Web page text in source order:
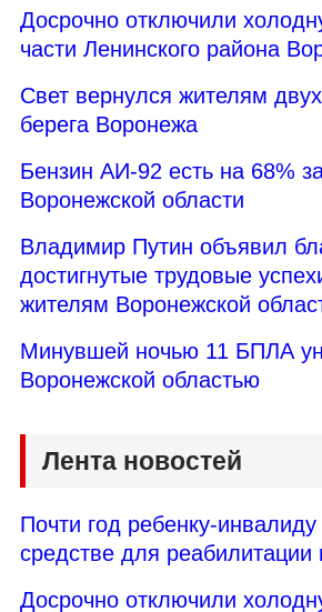
Досрочно отключили
части Ленинского района
Свет вернулся жителям
берега Воронежа
Бензин АИ-92 есть на 68%
Воронежской области
Владимир Путин объявил
достигнутые трудовые
жителям Воронежской
Минувшей ночью 11 БПЛА
Воронежской областью
Лента новостей
Почти год ребенку-
средстве для
Досрочно отключили